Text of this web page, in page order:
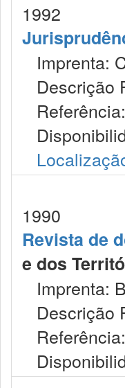
1992
Imprenta:
Descrição
1990
Revista de
e dos
Imprenta:
Descrição